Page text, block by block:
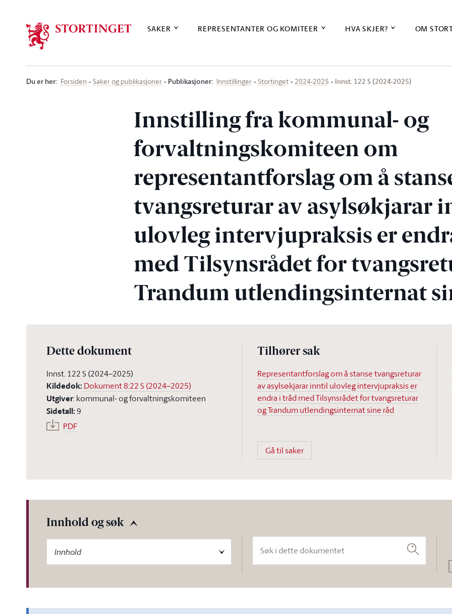
SAKER REPRESENTANTER OG KOMITEER HVA SKJER? OM
Du er her: Forsiden Saker og publikasjoner Publikasjoner: Innstillinger Stortinget 2024-2025 Innst. 122 S (2024-2025)
Innstilling fra kommunal- og
forvaltningskomiteen om
representantforslag om å
tvangsreturar av asylsøkjarar
ulovleg intervjupraksis er
med Tilsynsrådet for
Trandum utlendingsinternat
Dette dokument
Innst. 122 S (2024–2025)
Kildedok: Dokument 8:22 S (2024–2025)
Utgiver:kommunal- og forvaltningskomiteen
Sidetall:9
PDF
Tilhører sak
Representantforslag om å stanse tvangsreturar
av asylsøkjarar inntil ulovleg intervjupraksis er
endra i tråd med Tilsynsrådet for tvangsreturar
og Trandum utlendingsinternat sine råd
Gå til saker
Innhold og søk
Innhold Søk